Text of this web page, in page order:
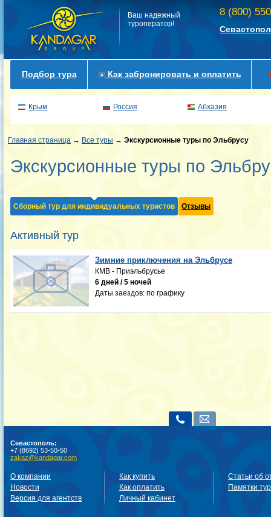
Ваш надежный
туроператор!
8 (800)
Подбор тура Как забронировать и оплатить
Крым Россия Абхазия
Главная страница → Все туры → Экскурсионные туры по Эльбрусу
Экскурсионные туры по
Сборный тур для индивидуальных туристов Отзывы
Активный тур
Зимние приключения на Эльбрусе
КМВ - Приэльбрусье
6 дней / 5 ночей
Даты заездов: по графику
Севастополь:
+7 (8692) 53-50-50
zakaz@kandagar.com
О компании
Новости
Версия для агентств
Как купить
Как оплатить
Личный кабинет
Статьи об
Памятки